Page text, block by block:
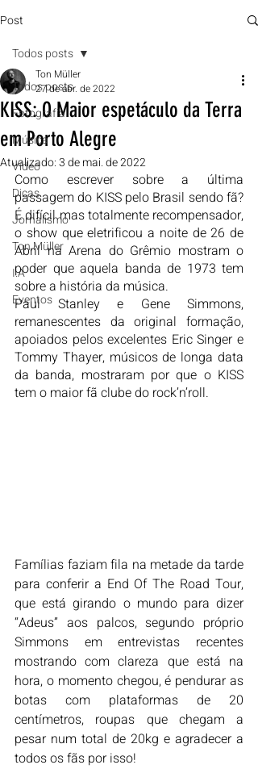
Post
Todos posts
Fotografia
Música
Vídeo
Dicas
Jornalismo
Ton Müller
I.A
Eventos
Todos posts
KISS: O Maior espetáculo da Terra
em Porto Alegre
Ton Müller
27 de abr. de 2022
Atualizado:3 de mai. de 2022
Como escrever sobre a última
passagem do KISS pelo Brasil sendo fã?
É difícil mas totalmente recompensador,
o show que eletrificou a noite de 26 de
Abril na Arena do Grêmio mostram o
poder que aquela banda de 1973 tem
sobre a história da música.
Paul Stanley e Gene Simmons,
remanescentes da original formação,
apoiados pelos excelentes Eric Singer e
Tommy Thayer, músicos de longa data
da banda, mostraram por que o KISS
tem o maior fã clube do rock’n’roll.
Famílias faziam fila na metade da tarde
para conferir a End Of The Road Tour,
que está girando o mundo para dizer
“Adeus” aos palcos, segundo próprio
Simmons em entrevistas recentes
mostrando com clareza que está na
hora, o momento chegou, é pendurar as
botas com plataformas de 20
centímetros, roupas que chegam a
pesar num total de 20kg e agradecer a
todos os fãs por isso!